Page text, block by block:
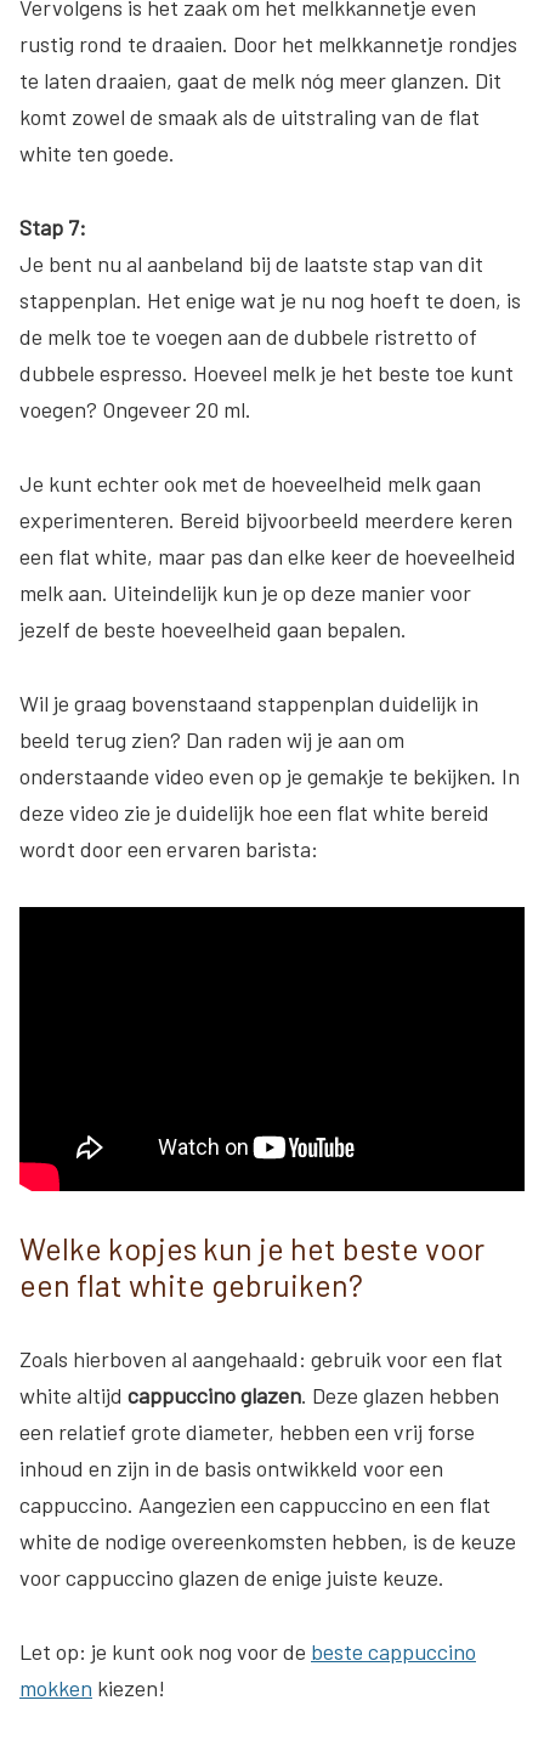
Vervolgens is het zaak om het melkkannetje even
rustig rond te draaien. Door het melkkannetje rondjes
te laten draaien, gaat de melk nóg meer glanzen. Dit
komt zowel de smaak als de uitstraling van de flat
white ten goede.
Stap 7:
Je bent nu al aanbeland bij de laatste stap van dit
stappenplan. Het enige wat je nu nog hoeft te doen, is
de melk toe te voegen aan de dubbele ristretto of
dubbele espresso. Hoeveel melk je het beste toe kunt
voegen? Ongeveer 20 ml.
Je kunt echter ook met de hoeveelheid melk gaan
experimenteren. Bereid bijvoorbeeld meerdere keren
een flat white, maar pas dan elke keer de hoeveelheid
melk aan. Uiteindelijk kun je op deze manier voor
jezelf de beste hoeveelheid gaan bepalen.
Wil je graag bovenstaand stappenplan duidelijk in
beeld terug zien? Dan raden wij je aan om
onderstaande video even op je gemakje te bekijken. In
deze video zie je duidelijk hoe een flat white bereid
wordt door een ervaren barista:
Welke kopjes kun je het beste voor
een flat white gebruiken?
Zoals hierboven al aangehaald: gebruik voor een flat
white altijd cappuccino glazen. Deze glazen hebben
een relatief grote diameter, hebben een vrij forse
inhoud en zijn in de basis ontwikkeld voor een
cappuccino. Aangezien een cappuccino en een flat
white de nodige overeenkomsten hebben, is de keuze
voor cappuccino glazen de enige juiste keuze.
Let op: je kunt ook nog voor de beste cappuccino
mokken kiezen!